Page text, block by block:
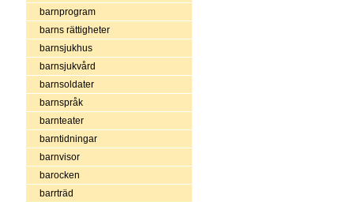
barnprogram
barns rättigheter
barnsjukhus
barnsjukvård
barnsoldater
barnspråk
barnteater
barntidningar
barnvisor
barocken
barrträd